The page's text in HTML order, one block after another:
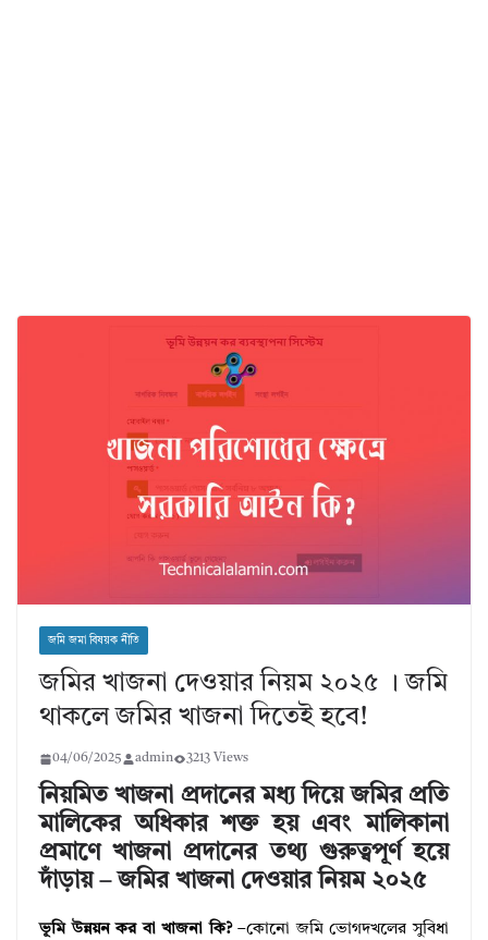
জমি জমা বিষয়ক নীতি
জমির খাজনা দেওয়ার নিয়ম ২০২৫ । জমি
থাকলে জমির খাজনা দিতেই হবে!
04/06/2025 admin 3213 Views
নিয়মিত খাজনা প্রদানের মধ্য দিয়ে জমির প্রতি
মালিকের অধিকার শক্ত হয় এবং মালিকানা
প্রমাণে খাজনা প্রদানের তথ্য গুরুত্বপূর্ণ হয়ে
দাঁড়ায় – জমির খাজনা দেওয়ার নিয়ম ২০২৫
ভূমি উন্নয়ন কর বা খাজনা কি?–কোনো জমি ভোগদখলের সুবিধা